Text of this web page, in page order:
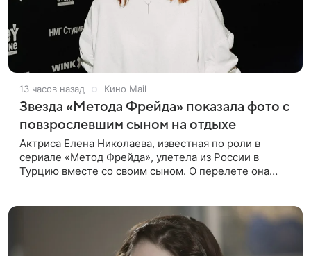
13 часов назад Кино Mail
Звезда «Метода Фрейда» показала фото с
повзрослевшим сыном на отдыхе
Актриса Елена Николаева, известная по роли в
сериале «Метод Фрейда», улетела из России в
Турцию вместе со своим сыном. О перелете она